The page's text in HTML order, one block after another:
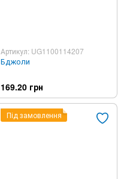
Артикул: UG1100114207
Бджоли
169.20 грн
Під замовлення